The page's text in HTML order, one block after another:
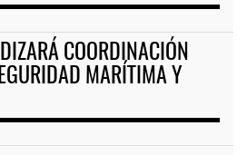
COORDINACIÓN
MARÍTIMA Y